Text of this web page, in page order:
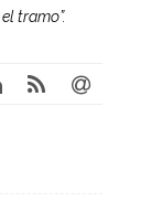
tramo”.